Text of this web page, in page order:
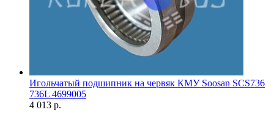
Игольчатый подшипник на червяк КМУ Soosan SCS736
736L 4699005
4 013 р.